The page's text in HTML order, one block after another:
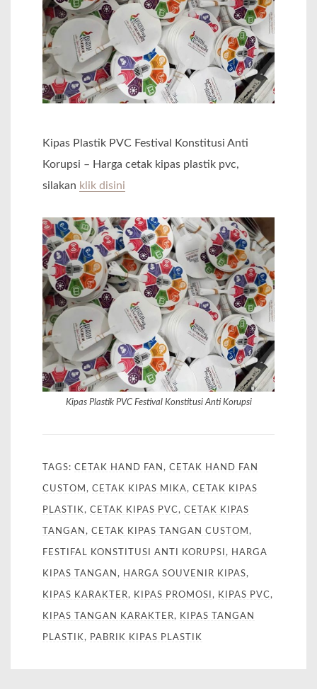
Kipas Plastik PVC Festival Konstitusi Anti
Korupsi – Harga cetak kipas plastik pvc,
silakan klik disini
Kipas Plastik PVC Festival Konstitusi Anti Korupsi
TAGS: CETAK HAND FAN , CETAK HAND FAN
CUSTOM , CETAK KIPAS MIKA, CETAK KIPAS
PLASTIK , CETAK KIPAS PVC, CETAK KIPAS
TANGAN , CETAK KIPAS TANGAN CUSTOM ,
FESTIFAL KONSTITUSI ANTI KORUPSI , HARGA
KIPAS TANGAN , HARGA SOUVENIR KIPAS,
KIPAS KARAKTER, KIPAS PROMOSI , KIPAS PVC,
KIPAS TANGAN KARAKTER, KIPAS TANGAN
PLASTIK , PABRIK KIPAS PLASTIK